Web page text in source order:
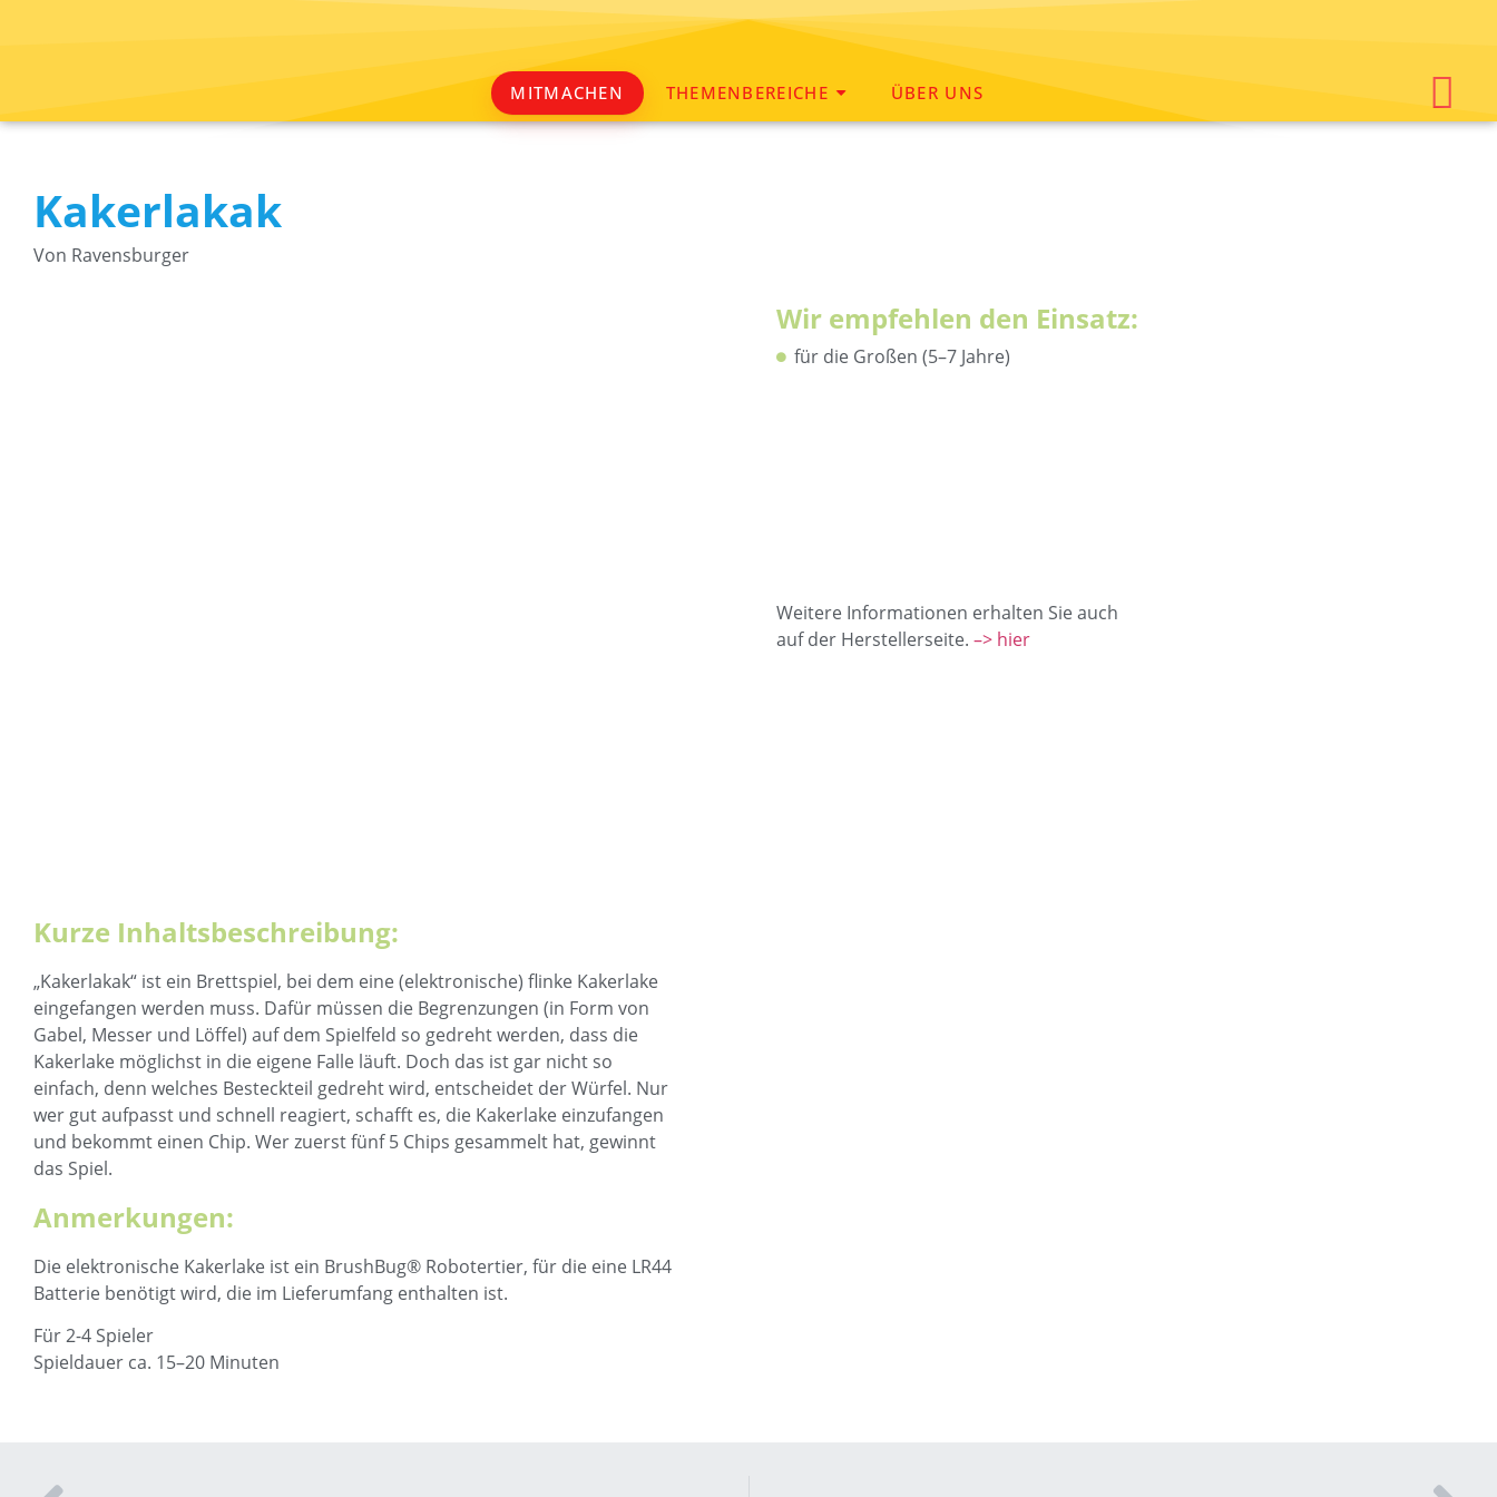
MITMACHEN THEMENBEREICHE ÜBER UNS
Kakerlakak
Von Ravensburger
Kurze Inhaltsbeschreibung:
„Kakerlakak“ ist ein Brettspiel, bei dem eine (elektronische) flinke Kakerlake
eingefangen werden muss. Dafür müssen die Begrenzungen (in Form von
Gabel, Messer und Löffel) auf dem Spielfeld so gedreht werden, dass die
Kakerlake möglichst in die eigene Falle läuft. Doch das ist gar nicht so
einfach, denn welches Besteckteil gedreht wird, entscheidet der Würfel. Nur
wer gut aufpasst und schnell reagiert, schafft es, die Kakerlake einzufangen
und bekommt einen Chip. Wer zuerst fünf 5 Chips gesammelt hat, gewinnt
das Spiel.
Anmerkungen:
Die elektronische Kakerlake ist ein BrushBug® Robotertier, für die eine LR44
Batterie benötigt wird, die im Lieferumfang enthalten ist.
Für 2-4 Spieler
Spieldauer ca. 15–20 Minuten
Wir empfehlen den Einsatz:
für die Großen (5–7 Jahre)
Weitere Informationen erhalten Sie auch
auf der Herstellerseite. –> hier